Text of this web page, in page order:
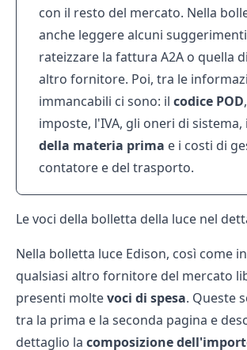
con il resto del mercato. Nella
anche leggere alcuni
rateizzare la fattura A2A o quella
altro fornitore. Poi, tra le
immancabili ci sono: il codice POD
imposte, l'IVA, gli oneri di sistema,
della materia prima e i costi di
contatore e del trasporto.
Le voci della bolletta della luce nel
Nella bolletta luce Edison, così come
qualsiasi altro fornitore del mercato
presenti moltevoci di spesa. Queste
tra la prima e la seconda pagina e
dettaglio la composizione